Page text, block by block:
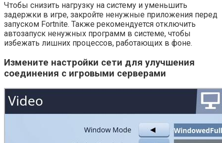
Чтобы снизить нагрузку на систему и уменьшить
задержки в игре, закройте ненужные приложения перед
запуском Fortnite. Также рекомендуется отключить
автозапуск ненужных программ в системе, чтобы
избежать лишних процессов, работающих в фоне.
Измените настройки сети для улучшения
соединения с игровыми серверами